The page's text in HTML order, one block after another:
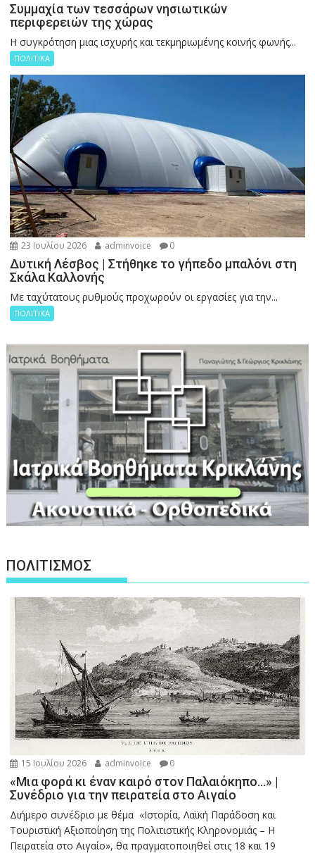
Συμμαχία των τεσσάρων νησιωτικών
περιφερειών της χώρας
Η συγκρότηση μιας ισχυρής και τεκμηριωμένης κοινής φωνής...
ΠΟΛΙΤΙΚΑ
23 Ιουλίου 2026 adminvoice 0
Δυτική Λέσβος | Στήθηκε το γήπεδο μπαλόνι στη
Σκάλα Καλλονής
Με ταχύτατους ρυθμούς προχωρούν οι εργασίες για την...
ΠΟΛΙΤΙΚΑ
ΠΟΛΙΤΙΣΜΟΣ
15 Ιουλίου 2026 adminvoice 0
«Μια φορά κι έναν καιρό στον Παλαιόκηπο…» |
Συνέδριο για την πειρατεία στο Αιγαίο
Διήμερο συνέδριο με θέμα «Ιστορία, Λαϊκή Παράδοση και
Τουριστική Αξιοποίηση της Πολιτιστικής Κληρονομιάς – Η
Πειρατεία στο Αιγαίο», θα πραγματοποιηθεί στις 18 και 19